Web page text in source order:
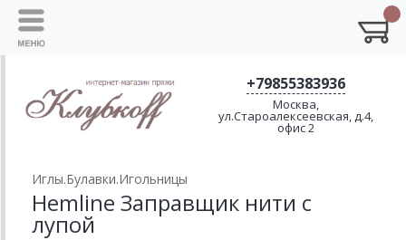
+79855383936
Москва,
ул.Староалексеевская, д.4,
офис 2
Иглы.Булавки.Игольницы
Hemline Заправщик нити с
лупой